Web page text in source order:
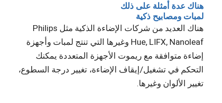
هناك عدة أمثلة على ذلك
لمبات ومصابيح ذكية
هناك العديد من شركات الإضاءة الذكية مثل Philips
Hue, LIFX, Nanoleaf وغيرها التي تنتج لمبات وأجهزة
إضاءة متوافقة مع ريموت الأجهزة المتعددة يمكنك
التحكم في تشغيل/إيقاف الإضاءة، تغيير درجة السطوع،
تغيير الألوان وغيرها.